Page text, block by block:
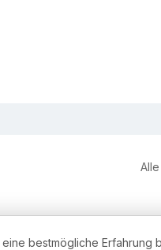
bestmögliche Erfahrung